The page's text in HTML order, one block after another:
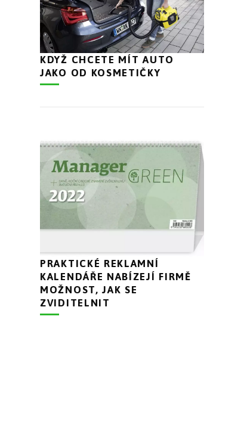
KDYŽ CHCETE MÍT AUTO
JAKO OD KOSMETIČKY
PRAKTICKÉ REKLAMNÍ
KALENDÁŘE NABÍZEJÍ FIRMĚ
MOŽNOST, JAK SE
ZVIDITELNIT